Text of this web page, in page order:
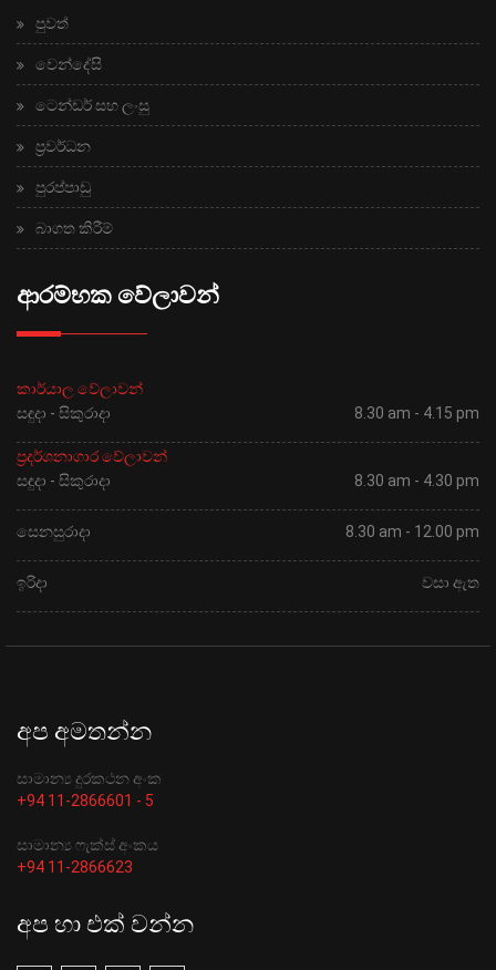
පුවත්
වෙන්දේසි
ටෙන්ඩර් සහ ලංසු
ප්‍රවර්ධන
පුරප්පාඩු
බාගත කිරීම්
ආරම්භක වේලාවන්
කාර්යාල වේලාවන්
සඳුදා - සිකුරාදා
8.30 am - 4.15 pm
ප්‍රදර්ශනාගාර වේලාවන්
සඳුදා - සිකුරාදා
8.30 am - 4.30 pm
සෙනසුරාදා 8.30 am - 12.00 pm
ඉරිදා වසා ඇත
අප අමතන්න
සාමාන්‍ය දුරකථන අංක
+94 11-2866601 - 5
සාමාන්‍ය ෆැක්ස් අංකය
+94 11-2866623
අප හා එක් වන්න